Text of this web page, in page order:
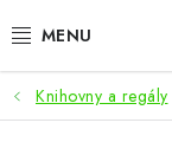
na
OBÝVACÍ POKOJ
Knihovny a regály